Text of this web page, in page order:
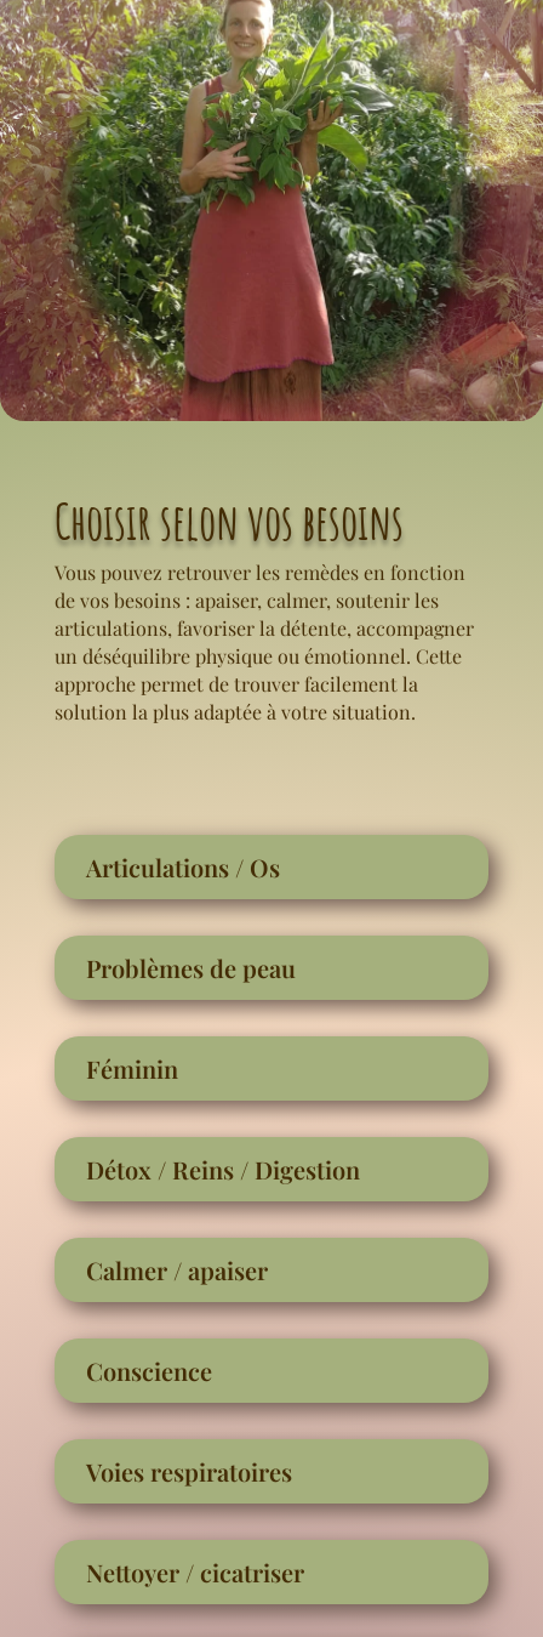
Choisir selon vos besoins
Vous pouvez retrouver les remèdes en fonction
de vos besoins : apaiser, calmer, soutenir les
articulations, favoriser la détente, accompagner
un déséquilibre physique ou émotionnel. Cette
approche permet de trouver facilement la
solution la plus adaptée à votre situation.
Articulations / Os
Problèmes de peau
Féminin
Détox / Reins / Digestion
Calmer / apaiser
Conscience
Voies respiratoires
Nettoyer / cicatriser